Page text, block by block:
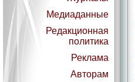
Медиаданные
Редакционная
политика
Реклама
Авторам